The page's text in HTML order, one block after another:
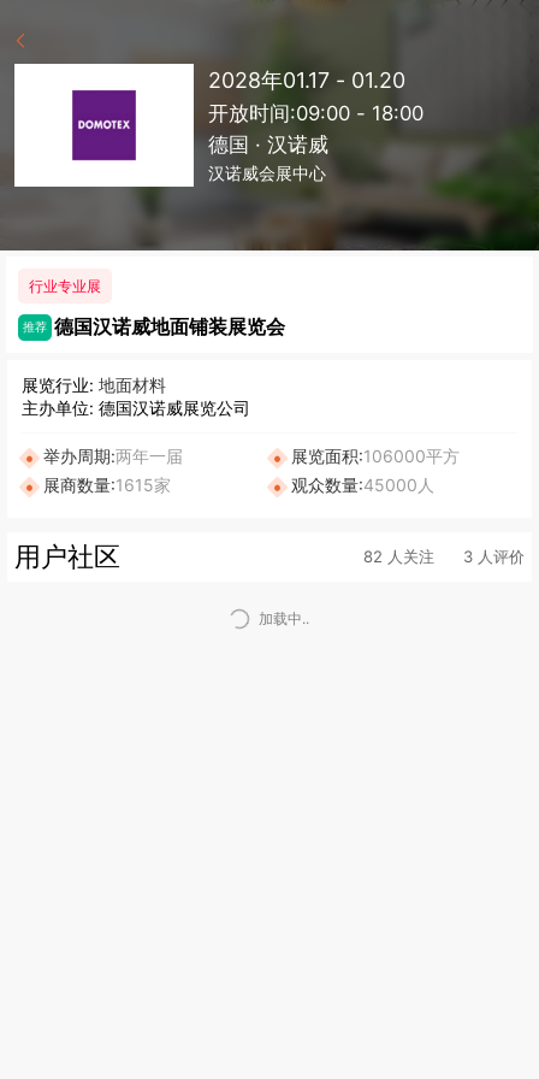
2028年01.17 - 01.20
开放时间:09:00 - 18:00
德国 · 汉诺威
汉诺威会展中心
行业专业展
推荐 德国汉诺威地面铺装展览会
展览行业: 地面材料
主办单位: 德国汉诺威展览公司
举办周期:两年一届 展览面积:106000平方
展商数量:1615家 观众数量:45000人
用户社区 82 人关注 3 人评价
加载中..